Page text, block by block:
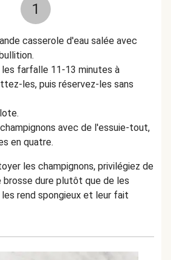
1
casserole d'eau salée avec
farfalle 11-13 minutes à
les, puis réservez-les sans
avec de l'essuie-tout,
en quatre.
les champignons, privilégiez de
brosse dure plutôt que de les
les rend spongieux et leur fait